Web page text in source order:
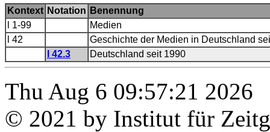
Kontext Notation Benennung
l 1-99
Medien
l 42
Geschichte der Medien in Deutschland
l 42.3
Deutschland seit 1990
Thu Aug 6 09:57:21 2026
© 2021 by Institut für